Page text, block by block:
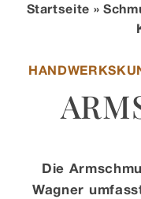
Wellendorff
Hochzeit
Service &
Kontakt
Startseite »
Die
Wagner